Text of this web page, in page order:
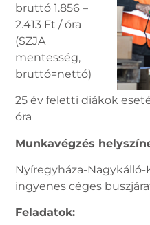
bruttó 1.856 –
2.413 Ft / óra
(SZJA
mentesség,
bruttó=nettó)
25 év feletti diákok
óra
Munkavégzés
Nyíregyháza-
ingyenes céges
Feladatok: